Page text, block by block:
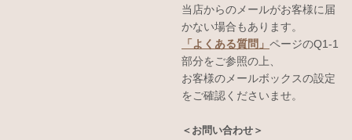
当店からのメールがお客様に届
かない場合もあります。
「よくある質問」 ページのQ1-1
部分をご参照の上、
お客様のメールボックスの設定
をご確認くださいませ。
＜お問い合わせ＞